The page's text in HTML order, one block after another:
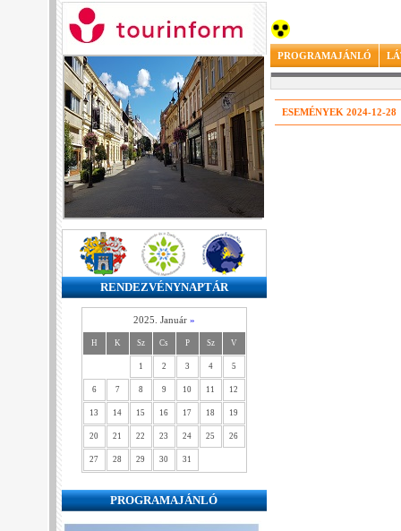
RENDEZVÉNYNAPTÁR
2025. Január »
H K Sz Cs P Sz V
1 2 3 4 5
6 7 8 9 10 11 12
13 14 15 16 17 18 19
20 21 22 23 24 25 26
27 28 29 30 31
PROGRAMAJÁNLÓ
PROGRAMAJÁNLÓ
ESEMÉNYEK 2024-12-28